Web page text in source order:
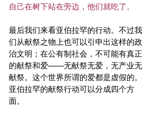
自己在树下站在旁边，他们就吃了。
最后我们来看亚伯拉罕的行动。不过我
们从献祭之物上也可以引申出这样的政
治文明；在公有制社会，不可能有真正
的献祭和爱——无献祭无爱，无产业无
献祭。这个世界所谓的爱都是虚假的。
亚伯拉罕的献祭行动可以分成四个方
面。